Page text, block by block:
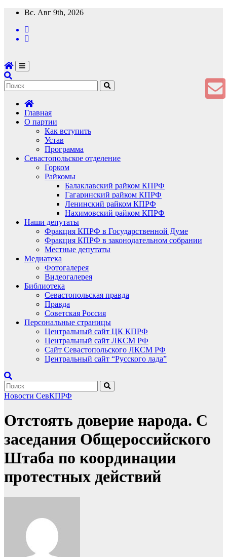
Перейти
содержимому
Вс. Авг 9th, 2026
Главная
О партии
Как вступить
Устав
Программа
Севастопольское отделение
Горком
Райкомы
Балаклавский райком КПРФ
Гагаринский райком КПРФ
Ленинский райком КПРФ
Нахимовский райком КПРФ
Наши депутаты
Фракция КПРФ в Государственной Думе
Фракция КПРФ в законодательном собрании
Местные депутаты
Медиатека
Фотогалерея
Видеогалерея
Библиотека
Севастопольская правда
Правда
Советская Россия
Персональные страницы
Центральный сайт ЦК КПРФ
Центральный сайт ЛКСМ РФ
Сайт Севастопольского ЛКСМ РФ
Центральный сайт “Русского лада”
Новости СевКПРФ
Отстоять доверие народа. С
заседания Общероссийского
Штаба по координации
протестных действий